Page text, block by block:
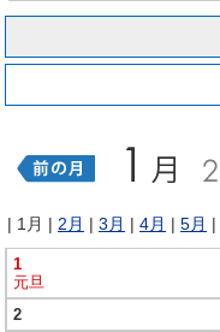
| 1月 | 2月 | 3月 | 4月 | 5月 |
1
元旦
2